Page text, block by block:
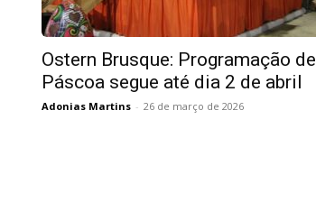
Ostern Brusque: Programação de
Páscoa segue até dia 2 de abril
Adonias Martins - 26 de março de 2026